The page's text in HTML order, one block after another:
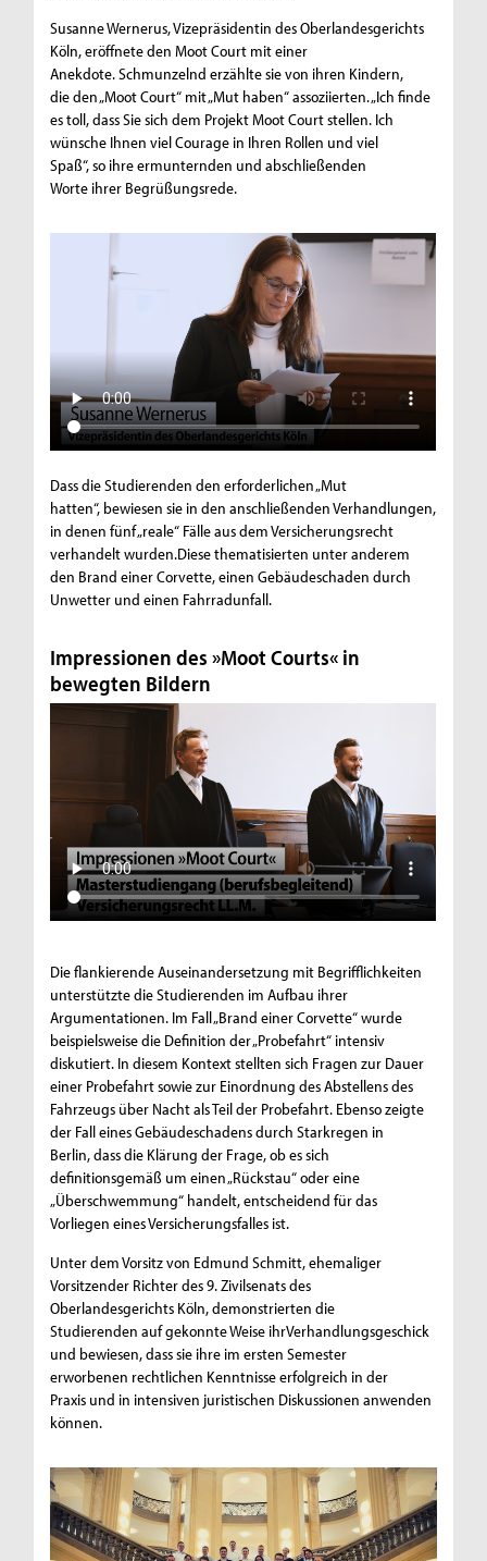
Susanne Wernerus, Vizepräsidentin des Oberlandesgerichts
Köln, eröffnete den Moot Court mit einer
Anekdote. Schmunzelnd erzählte sie von ihren Kindern,
die den „Moot Court“ mit „Mut haben“ assoziierten. „Ich finde
es toll, dass Sie sich dem Projekt Moot Court stellen. Ich
wünsche Ihnen viel Courage in Ihren Rollen und viel
Spaß“, so ihre ermunternden und abschließenden
Worte ihrer Begrüßungsrede.
Dass die Studierenden den erforderlichen „Mut
hatten“, bewiesen sie in den anschließenden Verhandlungen,
in denen fünf „reale“ Fälle aus dem Versicherungsrecht
verhandelt wurden.Diese thematisierten unter anderem
den Brand einer Corvette, einen Gebäudeschaden durch
Unwetter und einen Fahrradunfall.
Impressionen des »Moot Courts« in
bewegten Bildern
Die flankierende Auseinandersetzung mit Begrifflichkeiten
unterstützte die Studierenden im Aufbau ihrer
Argumentationen. Im Fall „Brand einer Corvette“ wurde
beispielsweise die Definition der „Probefahrt“ intensiv
diskutiert. In diesem Kontext stellten sich Fragen zur Dauer
einer Probefahrt sowie zur Einordnung des Abstellens des
Fahrzeugs über Nacht als Teil der Probefahrt. Ebenso zeigte
der Fall eines Gebäudeschadens durch Starkregen in
Berlin, dass die Klärung der Frage, ob es sich
definitionsgemäß um einen „Rückstau“ oder eine
„Überschwemmung“ handelt, entscheidend für das
Vorliegen eines Versicherungsfalles ist.
Unter dem Vorsitz von Edmund Schmitt, ehemaliger
Vorsitzender Richter des 9. Zivilsenats des
Oberlandesgerichts Köln, demonstrierten die
Studierenden auf gekonnte Weise ihrVerhandlungsgeschick
und bewiesen, dass sie ihre im ersten Semester
erworbenen rechtlichen Kenntnisse erfolgreich in der
Praxis und in intensiven juristischen Diskussionen anwenden
können.